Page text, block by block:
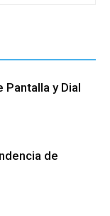
y Dial
de